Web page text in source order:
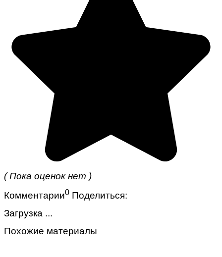
( Пока оценок нет )
Комментарии0 Поделиться:
Загрузка ...
Похожие материалы